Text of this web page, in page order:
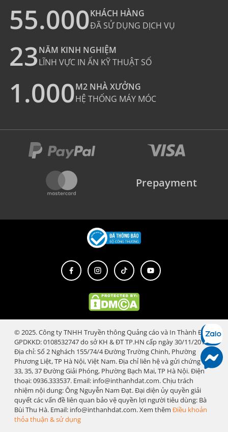
55.000KHÁCH HÀNG
ĐÃ SỬ DỤNG DỊCH VỤ
23NĂM KINH NGHIỆM
LĨNH VỰC IN ẤN KỸ THUẬT SỐ
1.000M2 NHÀ XƯỞNG
HỆ THỐNG MÁY MÓC
Prepayment
© 2025. Công ty TNHH Truyền thông Quảng cáo và In Thành Đạt.
GPDKKD: 0108532747 do sở KH & ĐT TP.HN cấp ngày 30/11/2018.
Địa chỉ: Số 2 Nghách 155/74/4 Đường Trường Chinh, Phường
Phương Liệt, TP Hà Nội, Việt Nam. Địa chỉ liên hệ và gửi chứng từ:
33, 35, 37 Đường Giải Phóng, Phường Bạch Mai, TP Hà Nội. Điện
thoại: 0936.333537. Email: info@inthanhdat.com. Chịu trách
nhiệm nội dung: Ông Nguyễn Nam Đạt. Đại diện ủy quyền giải
quyết các vấn đề liên quan bảo vệ quyền lợi người tiêu dùng: Bà
Bùi Thu Hà. Email: info@inthanhdat.com. Xem thêm Điều khoản
thỏa thuận & sử dụng